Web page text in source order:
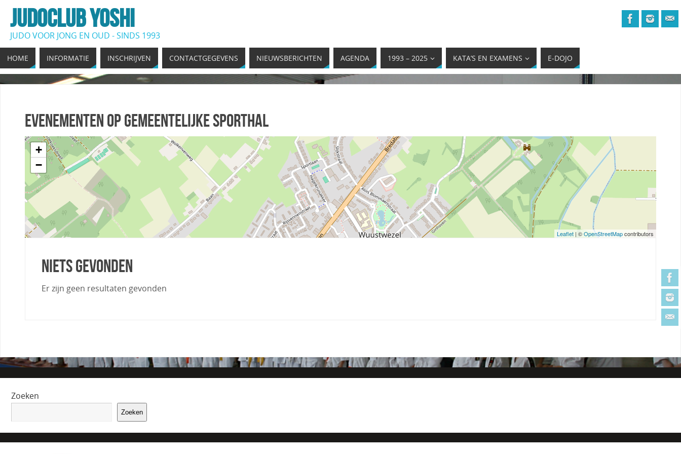
JUDOCLUB YOSHI
JUDO VOOR JONG EN OUD - SINDS 1993
HOME INFORMATIE INSCHRIJVEN CONTACTGEGEVENS NIEUWSBERICHTEN AGENDA 1993 – 2025 KATA’S EN EXAMENS E-DOJO
Evenementen opGemeentelijke Sporthal
+
−
Leaflet | ©OpenStreetMapcontributors
Niets gevonden
Er zijn geen resultaten gevonden
Zoeken
Zoeken